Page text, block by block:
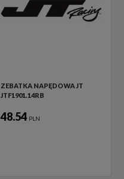
ZEBATKA NAPĘDOWA JT
JTF1901.14RB
48.54 PLN